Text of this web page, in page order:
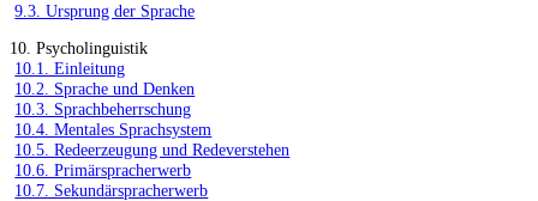
9.3. Ursprung der Sprache
10. Psycholinguistik
10.1. Einleitung
10.2. Sprache und Denken
10.3. Sprachbeherrschung
10.4. Mentales Sprachsystem
10.5. Redeerzeugung und Redeverstehen
10.6. Primärspracherwerb
10.7. Sekundärspracherwerb